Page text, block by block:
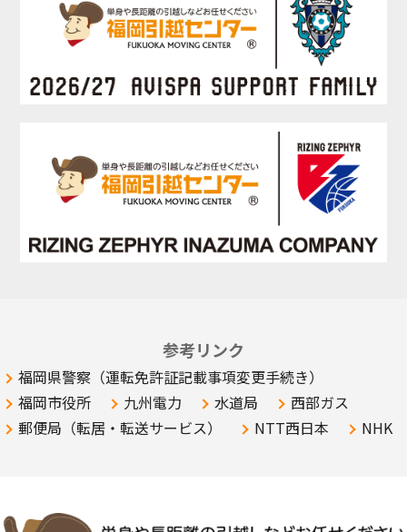
参考リンク
福岡県警察（運転免許証記載事項変更手続き）
福岡市役所
九州電力 水道局
西部ガス
郵便局（転居・転送サービス）
NTT西日本 NHK